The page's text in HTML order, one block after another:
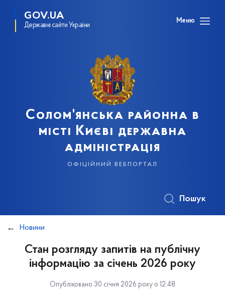
GOV.UA
Державні сайти України
Меню
Солом'янська районна в
місті Києві державна
адміністрація
офіційний вебпортал
Пошук
Новини
Стан розгляду запитів на публічну
інформацію за січень 2026 року
Опубліковано 30 січня 2026 року о 12:48